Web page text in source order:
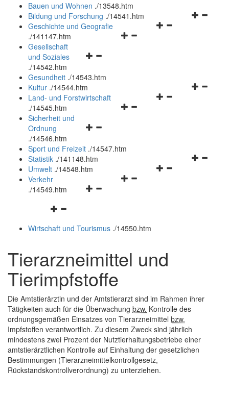
Bauen und Wohnen ./13548.htm
Navigationsmenü
Bildung und Forschung ./14541.htm
Navigationsmenü
Geschichte und Geografie
./141147.htm
Navigationsmenü
und
schließen
Gesellschaft
und Soziales
./14542.htm
Gesundheit ./14543.htm
Navigationsmenü
Kultur ./14544.htm
Navigationsmenü
Land- und Forstwirtschaft
./14545.htm
Navigationsmenü
und
schließen
Sicherheit und
Ordnung
./14546.htm
Sport und Freizeit ./14547.htm
Navigationsmenü
Statistik ./141148.htm
Navigationsmenü
Umwelt ./14548.htm
Navigationsmenü
Verkehr
./14549.htm
Navigationsmenü
und
Wirtschaft und Tourismus ./14550.htm
Tierarzneimittel und
Tierimpfstoffe
Die Amtstierärztin und der Amtstierarzt sind im Rahmen ihrer
Tätigkeiten auch für die Überwachung bzw. Kontrolle des
ordnungsgemäßen Einsatzes von Tierarzneimittel bzw.
Impfstoffen verantwortlich. Zu diesem Zweck sind jährlich
mindestens zwei Prozent der Nutztierhaltungsbetriebe einer
amtstierärztlichen Kontrolle auf Einhaltung der gesetzlichen
Bestimmungen (Tierarzneimittelkontrollgesetz,
Rückstandskontrollverordnung) zu unterziehen.